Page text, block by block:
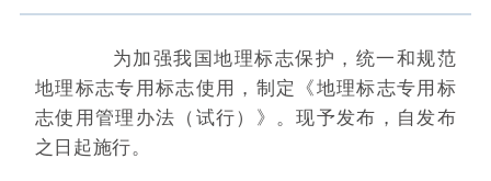
为加强我国地理标志保护，统一和规范
地理标志专用标志使用，制定《地理标志专用标
志使用管理办法（试行）》。现予发布，自发布
之日起施行。